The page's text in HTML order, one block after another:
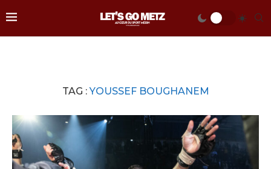
TAG :YOUSSEF BOUGHANEM